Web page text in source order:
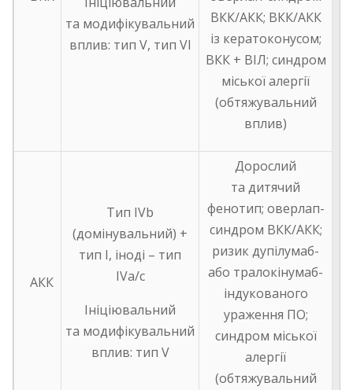
та модифікувальний
вплив: тип V, тип VI
ВКК/АКК; ВКК/АКК
із кератоконусом;
ВКК + ВІЛ; синдром
міської алергії
(обтяжувальний
вплив)
АКК
Tип IVb
(домінувальний) +
тип I, іноді – тип
IVa/c
Ініціювальний
та модифікувальний
вплив: тип V
Дорослий
та дитячий
фенотип; оверлап-
синдром ВКК/АКК;
ризик дупілумаб-
або тралокінумаб-
індукованого
ураження ПО;
синдром міської
алергії
(обтяжувальний